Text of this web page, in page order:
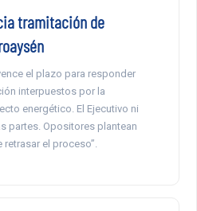
tramitación de
el plazo para responder
interpuestos por la
energético. El Ejecutivo ni
partes. Opositores plantean
retrasar el proceso”.